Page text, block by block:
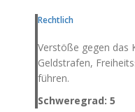
Rechtlich
Verstöße gegen das
Geldstrafen,
führen.
Schweregrad: 5